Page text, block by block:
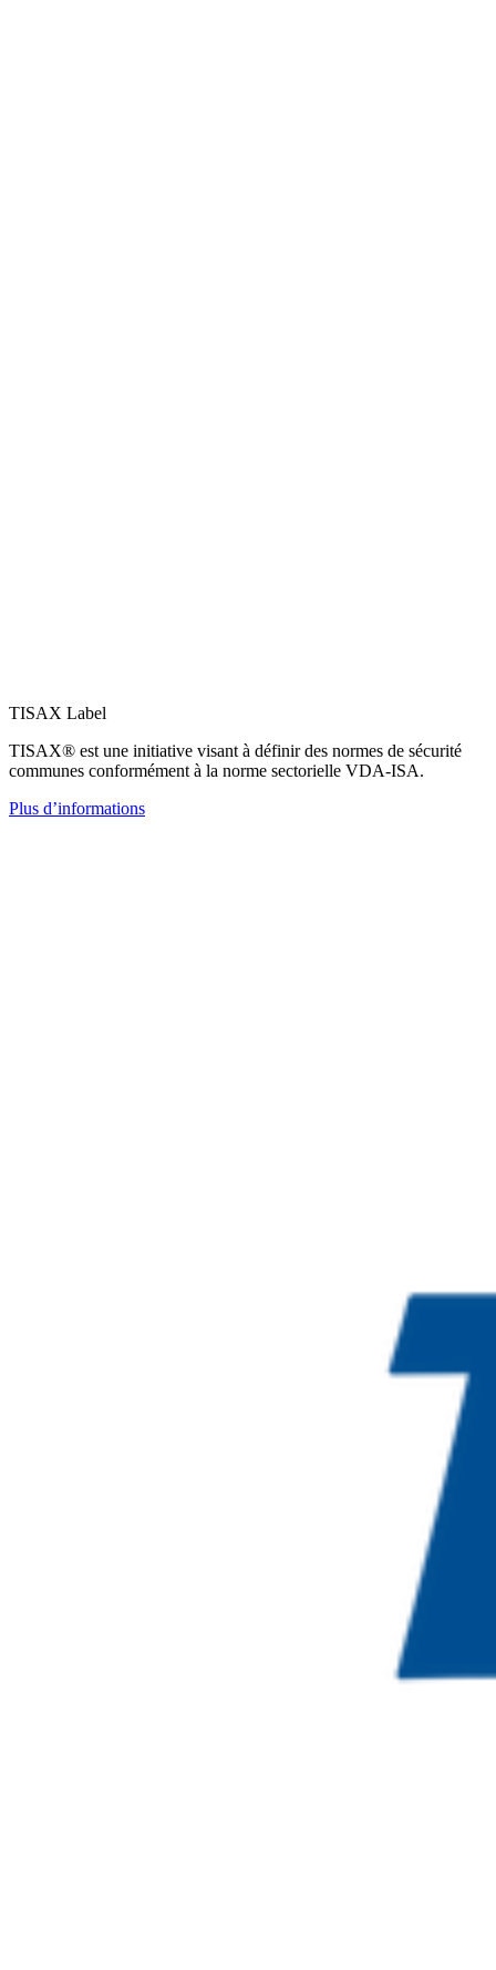
TISAX Label
TISAX® est une initiative visant à définir des normes de sécurité
communes conformément à la norme sectorielle VDA-ISA.
Plus d’informations